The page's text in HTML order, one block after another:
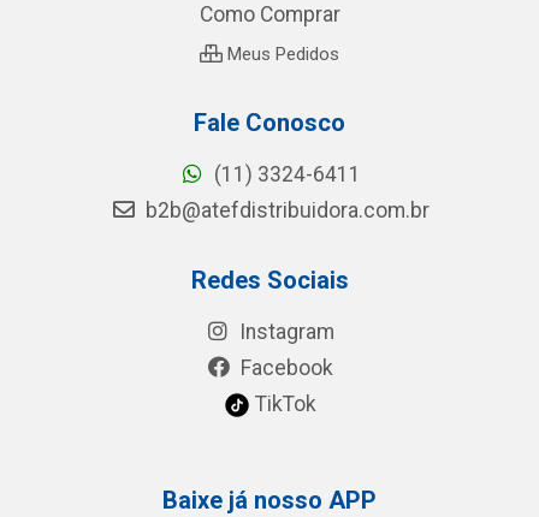
Como Comprar
Meus Pedidos
Fale Conosco
(11) 3324-6411
b2b@atefdistribuidora.com.br
Redes Sociais
Instagram
Facebook
TikTok
Baixe já nosso APP